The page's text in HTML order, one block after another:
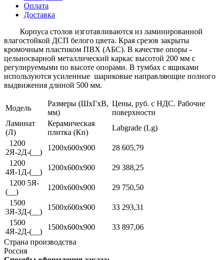
Оплата
Доставка
Корпуса столов изготавливаются из ламинированной
влагостойкой ДСП белого цвета. Края срезов закрыты
кромочным пластиком ПВХ (АБС). В качестве опоры -
цельносварной металлический каркас высотой 200 мм с
регулируемыми по высоте опорами. В тумбах с ящиками
используются усиленные шариковые направляющие полного
выдвижения длиной 500 мм.
Модель
Размеры (ШхГхВ,
мм)
Цены, руб. с НДС. Рабочие
поверхности
Ламинат
(Л)
Керамическая
плитка (Кп)
Labgrade (Lg)
1200
2Я-2Д-(__)
1200х600х900
28 605,79
1200
4Я-1Д-(__)
1200х600х900
29 388,25
1200 5Я-
(__)
1200х600х900
29 750,50
1500
3Я-3Д-(__)
1500х600х900
33 293,31
1500
4Я-2Д-(__)
1500х600х900
33 897,06
Страна производства
Россия